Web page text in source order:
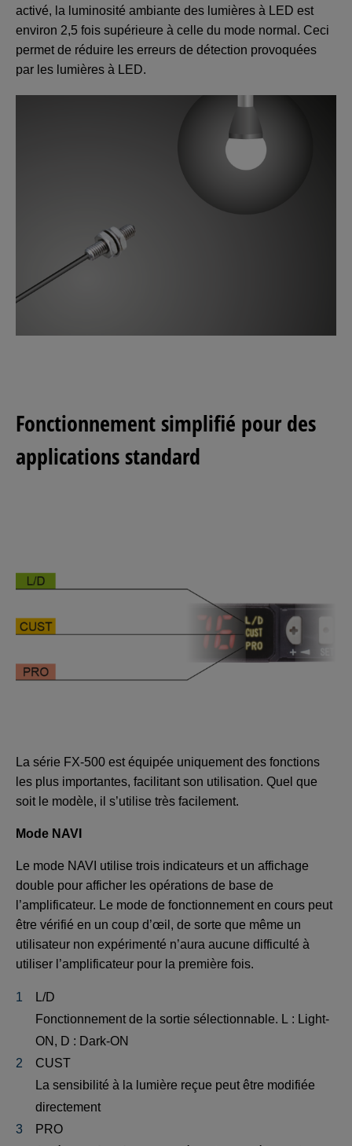
activé, la luminosité ambiante des lumières à LED est
environ 2,5 fois supérieure à celle du mode normal. Ceci
permet de réduire les erreurs de détection provoquées
par les lumières à LED.
Fonctionnement simplifié pour des
applications standard
La série FX-500 est équipée uniquement des fonctions
les plus importantes, facilitant son utilisation. Quel que
soit le modèle, il s’utilise très facilement.
Mode NAVI
Le mode NAVI utilise trois indicateurs et un affichage
double pour afficher les opérations de base de
l’amplificateur. Le mode de fonctionnement en cours peut
être vérifié en un coup d’œil, de sorte que même un
utilisateur non expérimenté n’aura aucune difficulté à
utiliser l’amplificateur pour la première fois.
L/D
Fonctionnement de la sortie sélectionnable. L : Light-
ON, D : Dark-ON
CUST
La sensibilité à la lumière reçue peut être modifiée
directement
PRO